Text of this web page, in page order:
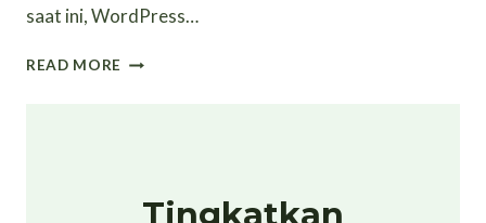
saat ini, WordPress…
READ MORE MENGAPA
WEBSITE